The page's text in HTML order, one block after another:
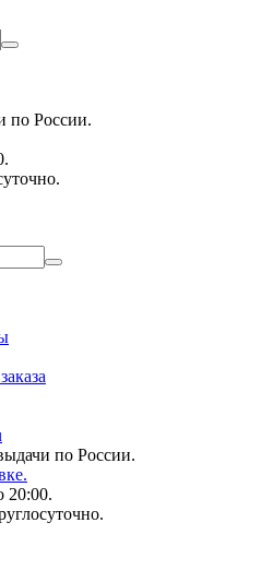
по России.
по России.
20:00.